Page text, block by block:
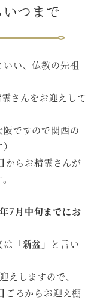
つまで
い、仏教の先祖
さんをお迎えして
ですので関西の
からお精霊さんが
7月中旬までにお
は「新盆 」と言い
えしますので、
ごろからお迎え棚